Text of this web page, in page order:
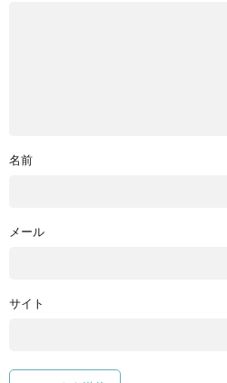
名前
メール
サイト